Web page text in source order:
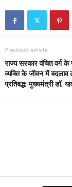
Previous article
राज्य सरकार वंचित वर्ग
व्यक्ति के जीवन में बदलाव
प्रतिबद्ध: मुख्यमंत्री डॉ.